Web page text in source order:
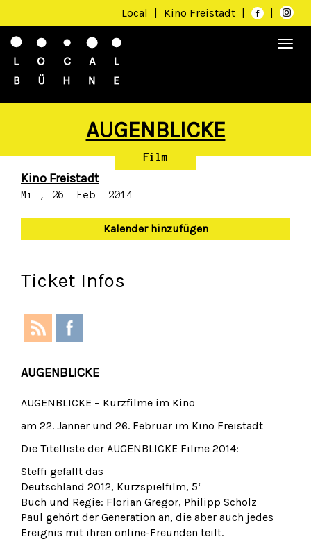
Local | Kino Freistadt | |
AUGENBLICKE
Film
Kino Freistadt
Mi., 26. Feb. 2014
Kalender hinzufügen
Ticket Infos
AUGENBLICKE
AUGENBLICKE – Kurzfilme im Kino
am 22. Jänner und 26. Februar im Kino Freistadt
Die Titelliste der AUGENBLICKE Filme 2014:
Steffi gefällt das
Deutschland 2012, Kurzspielfilm, 5‘
Buch und Regie: Florian Gregor, Philipp Scholz
Paul gehört der Generation an, die aber auch jedes
Ereignis mit ihren o­nline-Freunden teilt.